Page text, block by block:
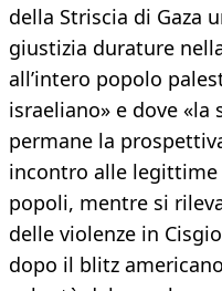
della Striscia di Gaza
giustizia durature
all’intero popolo
israeliano» e dove «la
permane la
incontro alle
popoli, mentre si
delle violenze in
dopo il blitz